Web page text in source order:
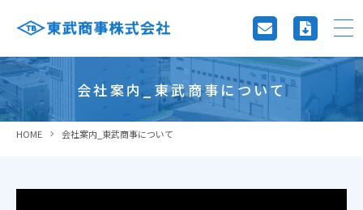
会社案内_東武商事について
HOME 会社案内_東武商事について